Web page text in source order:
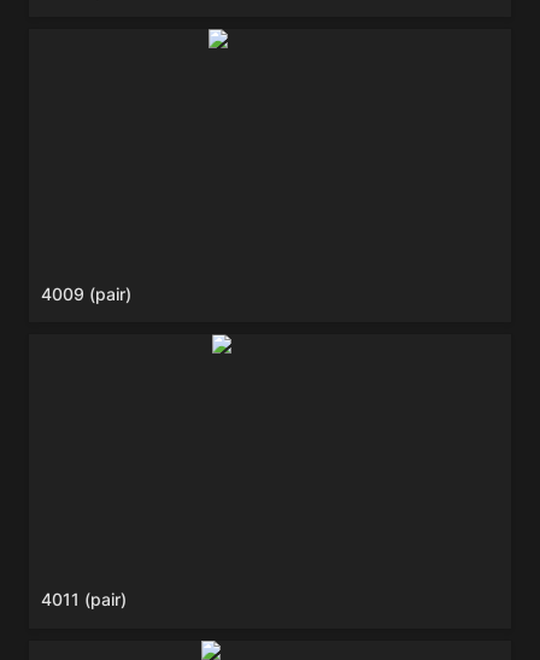
4009 (pair)
4009 (pair)
4011 (pair)
4011 (pair)
STEREO BAR